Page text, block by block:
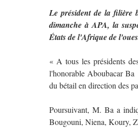
Le président de la filière
dimanche à APA, la
États de l'Afrique de
« A tous les présidents
l'honorable Aboubacar Ba
du bétail en direction des
Poursuivant, M. Ba a
Bougouni, Niena, Koury,